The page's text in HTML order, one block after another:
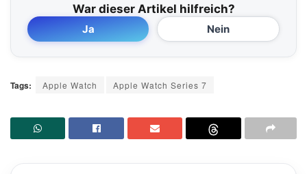
War dieser Artikel hilfreich?
Ja Nein
Tags: Apple Watch Apple Watch Series 7